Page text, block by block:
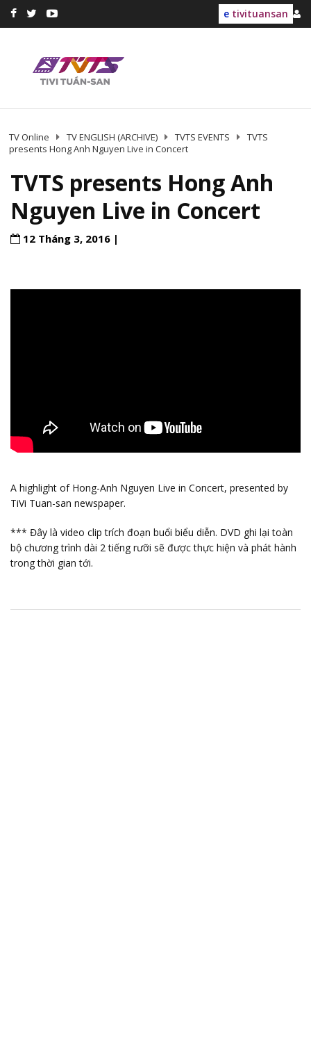
e tivituansan
TV Online TV ENGLISH (ARCHIVE) TVTS EVENTS
TVTS
presents Hong Anh Nguyen Live in Concert
TVTS presents Hong Anh
Nguyen Live in Concert
12 Tháng 3, 2016 |
A highlight of Hong-Anh Nguyen Live in Concert, presented by
TiVi Tuan-san newspaper.
*** Đây là video clip trích đoạn buổi biểu diễn. DVD ghi lại toàn
bộ chương trình dài 2 tiếng rưỡi sẽ được thực hiện và phát hành
trong thời gian tới.